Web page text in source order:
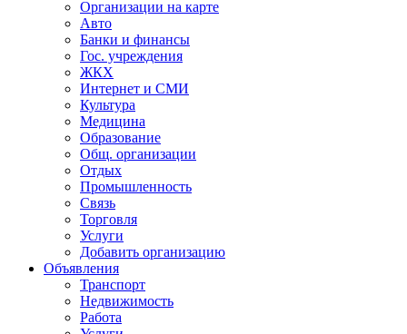
Организации на карте
Авто
Банки и финансы
Гос. учреждения
ЖКХ
Интернет и СМИ
Культура
Медицина
Образование
Общ. организации
Отдых
Промышленность
Связь
Торговля
Услуги
Добавить организацию
Объявления
Транспорт
Недвижимость
Работа